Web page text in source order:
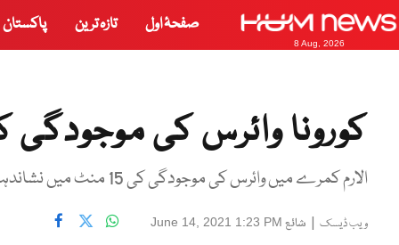
8 Aug, 2026
صفحۂ اول تازہ ترین پاکستان
کورونا وائرس کی موجودگی
الارم کمرے میں وائرس کی موجودگی کی 15 منٹ میں نشاندہی کر دے گا۔
ویب ڈیسک | شائع June 14, 2021 1:23 PM